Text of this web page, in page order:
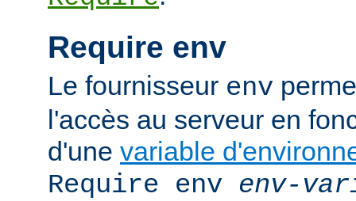
Require env
Le fournisseur env
l'accès au serveur en
d'une variable
Require env env-